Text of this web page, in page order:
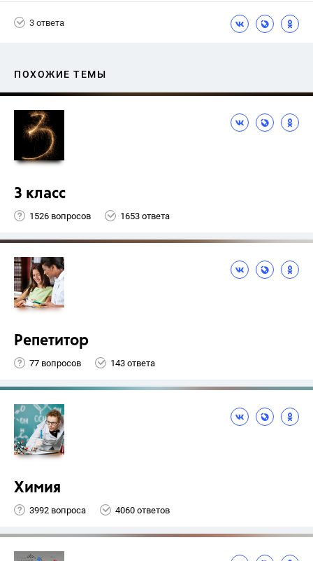
3 ответа
ПОХОЖИЕ ТЕМЫ
3 класс
1526 вопросов 1653 ответа
Репетитор
77 вопросов 143 ответа
Химия
3992 вопроса 4060 ответов